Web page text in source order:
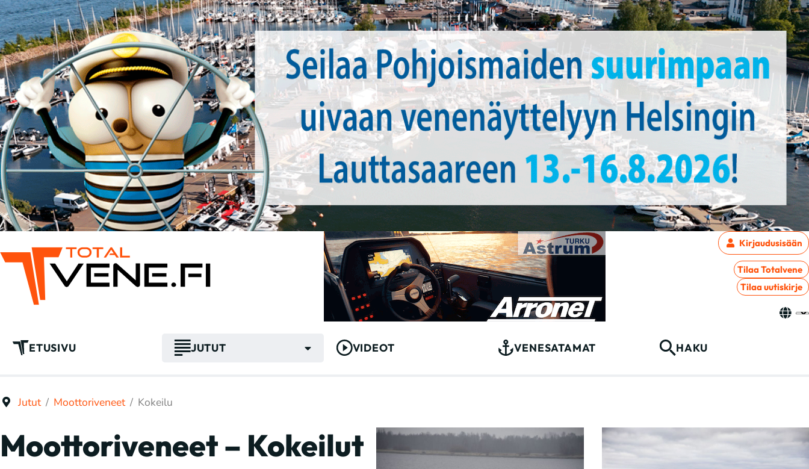
Kirjaudusisään
Tilaa Totalvene
Tilaa uutiskirje
ETUSIVU JUTUT VIDEOT VENESATAMAT HAKU
Jutut Moottoriveneet Kokeilu
Moottoriveneet – Kokeilut